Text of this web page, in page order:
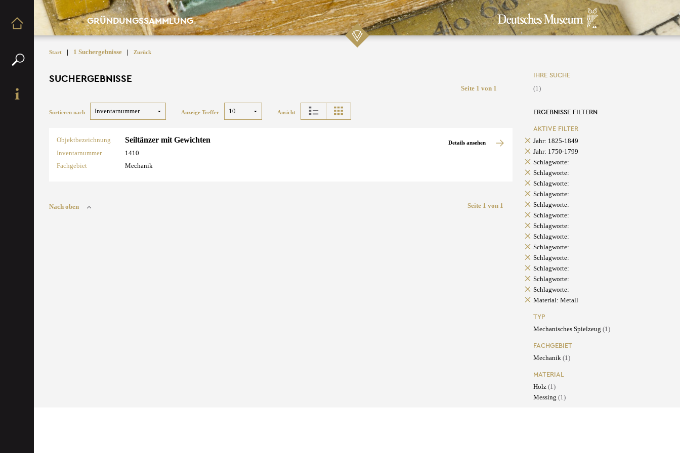
GRÜNDUNGSSAMMLUNG
Start | 1 Suchergebnisse | Zurück
SUCHERGEBNISSE
Seite 1 von 1
Sortieren nach Anzeige Treffer Ansicht
Objektbezeichnung Seiltänzer mit Gewichten
Inventarnummer
1410
Fachgebiet
Mechanik
Details ansehen
Nach oben Seite 1 von 1
IHRE SUCHE
(1)
ERGEBNISSE FILTERN
AKTIVE FILTER
Jahr: 1825-1849
Jahr: 1750-1799
Schlagworte:
Schlagworte:
Schlagworte:
Schlagworte:
Schlagworte:
Schlagworte:
Schlagworte:
Schlagworte:
Schlagworte:
Schlagworte:
Schlagworte:
Schlagworte:
Schlagworte:
Material: Metall
TYP
Mechanisches Spielzeug (1)
FACHGEBIET
Mechanik (1)
MATERIAL
Holz (1)
Messing (1)